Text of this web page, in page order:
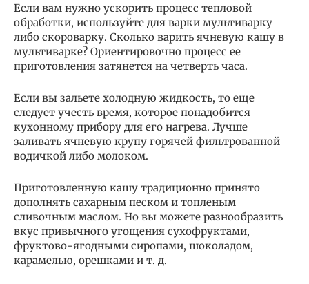
Если вам нужно ускорить процесс тепловой
обработки, используйте для варки мультиварку
либо скороварку. Сколько варить ячневую кашу в
мультиварке? Ориентировочно процесс ее
приготовления затянется на четверть часа.
Если вы зальете холодную жидкость, то еще
следует учесть время, которое понадобится
кухонному прибору для его нагрева. Лучше
заливать ячневую крупу горячей фильтрованной
водичкой либо молоком.
Приготовленную кашу традиционно принято
дополнять сахарным песком и топленым
сливочным маслом. Но вы можете разнообразить
вкус привычного угощения сухофруктами,
фруктово-ягодными сиропами, шоколадом,
карамелью, орешками и т. д.